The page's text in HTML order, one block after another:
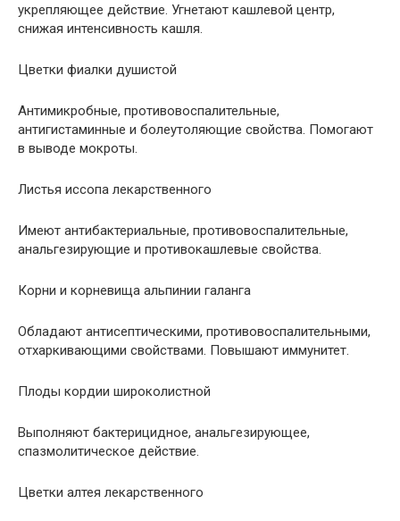
укрепляющее действие. Угнетают кашлевой центр,
снижая интенсивность кашля.
Цветки фиалки душистой
Антимикробные, противовоспалительные,
антигистаминные и болеутоляющие свойства. Помогают
в выводе мокроты.
Листья иссопа лекарственного
Имеют антибактериальные, противовоспалительные,
анальгезирующие и противокашлевые свойства.
Корни и корневища альпинии галанга
Обладают антисептическими, противовоспалительными,
отхаркивающими свойствами. Повышают иммунитет.
Плоды кордии широколистной
Выполняют бактерицидное, анальгезирующее,
спазмолитическое действие.
Цветки алтея лекарственного